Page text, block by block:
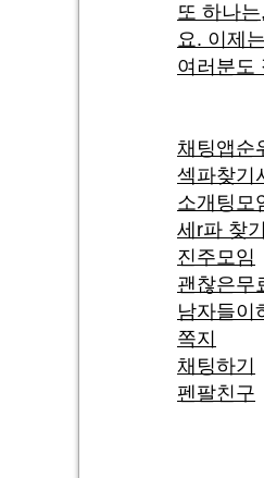
또 하나
요. 이제는
여러분도
채팅앱순
섹파찾기
소개팅모
세r파 찾
진주모임
괜찮은무
남자들이
쪽지
채팅하기
펜팔친구